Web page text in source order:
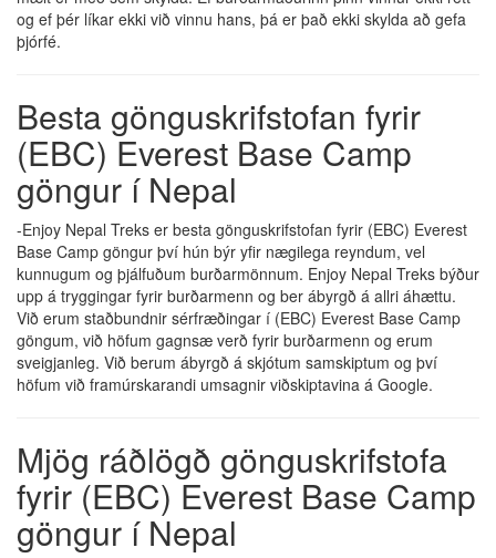
og ef þér líkar ekki við vinnu hans, þá er það ekki skylda að gefa
þjórfé.
Besta gönguskrifstofan fyrir
(EBC) Everest Base Camp
göngur í Nepal
-Enjoy Nepal Treks er besta gönguskrifstofan fyrir (EBC) Everest
Base Camp göngur því hún býr yfir nægilega reyndum, vel
kunnugum og þjálfuðum burðarmönnum. Enjoy Nepal Treks býður
upp á tryggingar fyrir burðarmenn og ber ábyrgð á allri áhættu.
Við erum staðbundnir sérfræðingar í (EBC) Everest Base Camp
göngum, við höfum gagnsæ verð fyrir burðarmenn og erum
sveigjanleg. Við berum ábyrgð á skjótum samskiptum og því
höfum við framúrskarandi umsagnir viðskiptavina á Google.
Mjög ráðlögð gönguskrifstofa
fyrir (EBC) Everest Base Camp
göngur í Nepal